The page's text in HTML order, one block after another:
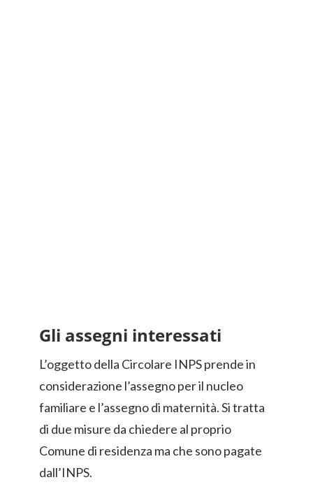
Gli assegni interessati
L’oggetto della Circolare INPS prende in
considerazione l’assegno per il nucleo
familiare e l’assegno di maternità. Si tratta
di due misure da chiedere al proprio
Comune di residenza ma che sono pagate
dall’INPS.